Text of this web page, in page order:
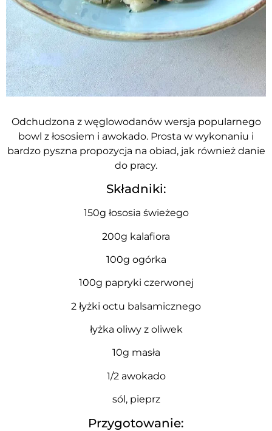
Odchudzona z węglowodanów wersja popularnego
bowl z łososiem i awokado. Prosta w wykonaniu i
bardzo pyszna propozycja na obiad, jak również danie
do pracy.
Składniki:
150g łososia świeżego
200g kalafiora
100g ogórka
100g papryki czerwonej
2 łyżki octu balsamicznego
łyżka oliwy z oliwek
10g masła
1/2 awokado
sól, pieprz
Przygotowanie: